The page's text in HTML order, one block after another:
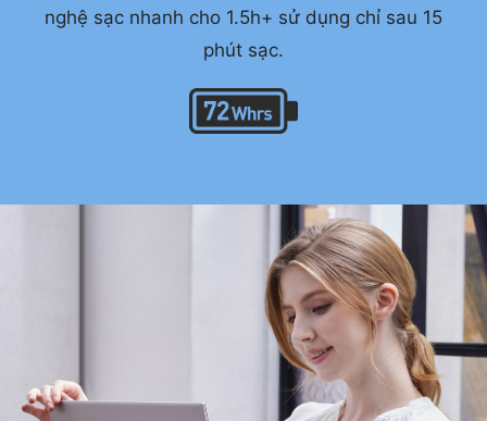
nghệ sạc nhanh cho 1.5h+ sử dụng chỉ sau 15
phút sạc.